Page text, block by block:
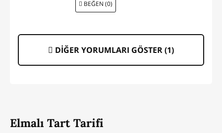
BEĞEN (0)
DİĞER YORUMLARI GÖSTER (1)
Elmalı Tart Tarifi